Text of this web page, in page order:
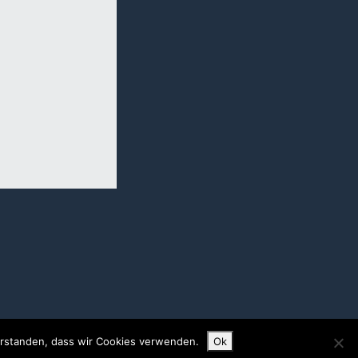
Impressum/Datenschutz
dass wir Cookies verwenden. Ok